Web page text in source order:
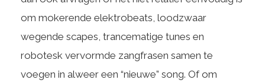
om mokerende elektrobeats, loodzwaar
wegende scapes, trancematige tunes en
robotesk vervormde zangfrasen samen te
voegen in alweer een “nieuwe” song. Of om